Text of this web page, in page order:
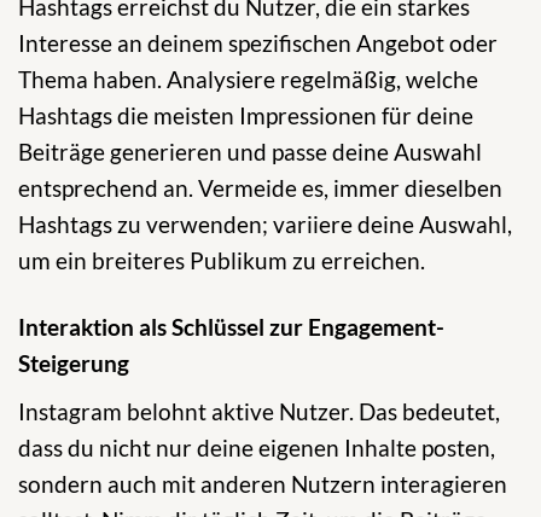
Hashtags erreichst du Nutzer, die ein starkes
Interesse an deinem spezifischen Angebot oder
Thema haben. Analysiere regelmäßig, welche
Hashtags die meisten Impressionen für deine
Beiträge generieren und passe deine Auswahl
entsprechend an. Vermeide es, immer dieselben
Hashtags zu verwenden; variiere deine Auswahl,
um ein breiteres Publikum zu erreichen.
Interaktion als Schlüssel zur Engagement-
Steigerung
Instagram belohnt aktive Nutzer. Das bedeutet,
dass du nicht nur deine eigenen Inhalte posten,
sondern auch mit anderen Nutzern interagieren